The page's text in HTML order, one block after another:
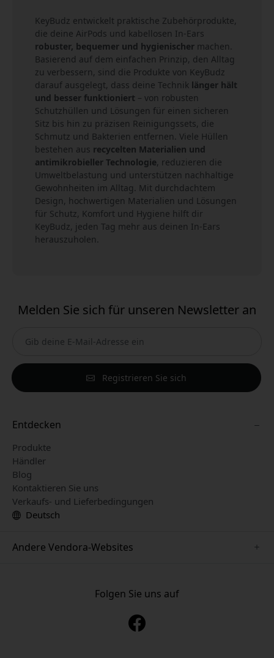
KeyBudz entwickelt praktische Zubehörprodukte,
die deine AirPods und kabellosen In-Ears
robuster, bequemer und hygienischer machen.
Basierend auf dem einfachen Prinzip, den Alltag
zu verbessern, sind die Produkte von KeyBudz
darauf ausgelegt, dass deine Technik länger hält
und besser funktioniert – von robusten
Schutzhüllen und Lösungen für einen sicheren
Sitz bis hin zu präzisen Reinigungssets, die
Schmutz und Bakterien entfernen. Viele Hüllen
bestehen aus recycelten Materialien und
antimikrobieller Technologie, reduzieren die
Umweltbelastung und unterstützen nachhaltige
Gewohnheiten im Alltag. Mit durchdachtem
Design, hochwertigen Materialien und Lösungen
für Schutz, Komfort und Hygiene hilft dir
KeyBudz, jeden Tag mehr aus deinen In-Ears
herauszuholen.
Melden Sie sich für unseren Newsletter an
Registrieren Sie sich
Entdecken
Produkte
Händler
Blog
Kontaktieren Sie uns
Verkaufs- und Lieferbedingungen
Deutsch
Andere Vendora-Websites
Folgen Sie uns auf